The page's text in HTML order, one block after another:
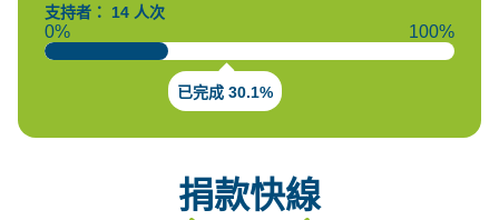
支持者： 14 人次
0% 100%
已完成 30.1%
捐款快線